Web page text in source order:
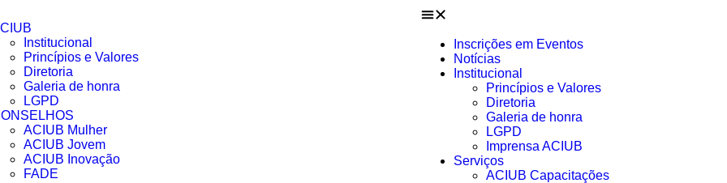
Institucional
Princípios e Valores​
Diretoria
Galeria de honra
LGPD
ACIUB Mulher
ACIUB Jovem
ACIUB Inovação
FADE
Inscrições em Eventos
Notícias
Institucional
Princípios e Valores​
Diretoria
Galeria de honra
LGPD
Imprensa ACIUB
Serviços
ACIUB Capacitações